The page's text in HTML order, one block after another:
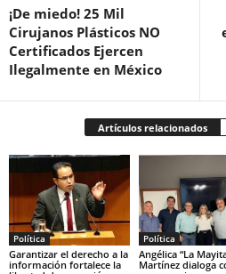
¡De miedo! 25 Mil
Cirujanos Plásticos NO
Certificados Ejercen
Ilegalmente en México
Artículos relacionados
Política
Garantizar el derecho a la
información fortalece la
Política
Angélica “La
Martínez dialoga